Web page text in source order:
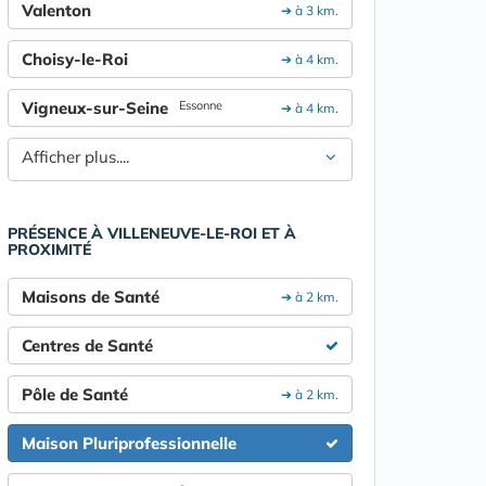
➔ à 3 km.
Valenton
➔ à 4 km.
Choisy-le-Roi
➔ à 4 km.
Vigneux-sur-Seine Essonne
Afficher plus....
PRÉSENCE À VILLENEUVE-LE-ROI ET À
PROXIMITÉ
➔ à 2 km.
Maisons de Santé
Centres de Santé
➔ à 2 km.
Pôle de Santé
Maison Pluriprofessionnelle